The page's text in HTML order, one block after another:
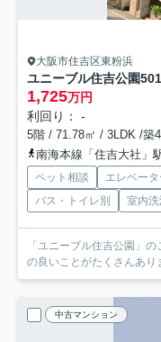
大阪市住吉区東粉浜
ユニーブル住吉公園501
1,725万円
利回り： -
5階 / 71.78㎡ / 3LDK /築
南海本線「住吉大社」
ペット相談 エレベータ
バス・トイレ別
室内
「ユニーブル住吉公園」
の良いことがたくさんあり
中古マンション